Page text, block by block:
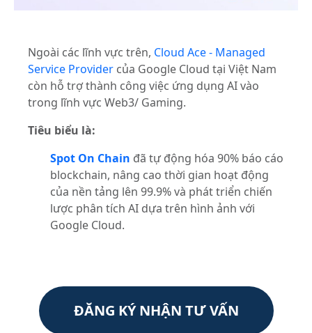
Ngoài các lĩnh vực trên, Cloud Ace - Managed
Service Provider của Google Cloud tại Việt Nam
còn hỗ trợ thành công việc ứng dụng AI vào
trong lĩnh vực Web3/ Gaming.
Tiêu biểu là:
Spot On Chain đã tự động hóa 90% báo cáo
blockchain, nâng cao thời gian hoạt động
của nền tảng lên 99.9% và phát triển chiến
lược phân tích AI dựa trên hình ảnh với
Google Cloud.
ĐĂNG KÝ NHẬN TƯ VẤN